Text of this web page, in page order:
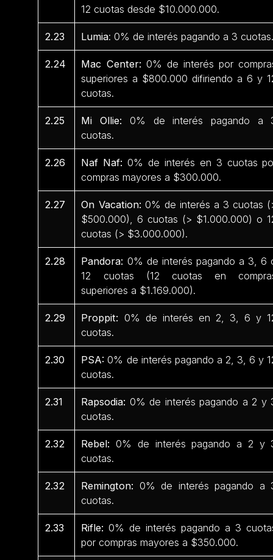
12 cuotas desde $10.000.000.
2.23 Lumia: 0% de interés pagando a 3
2.24 Mac Center: 0% de interés por
superiores a $800.000 difiriendo a 6 y
cuotas.
2.25 Mi Ollie: 0% de interés pagando a
cuotas.
2.26 Naf Naf: 0% de interés en 3 cuotas
compras mayores a $300.000.
2.27 On Vacation: 0% de interés a 3 cuotas
$500.000), 6 cuotas (> $1.000.000) o
cuotas (> $3.000.000).
2.28 Pandora: 0% de interés pagando a 3, 6
12 cuotas (12 cuotas en
superiores a $1.169.000).
2.29 Proppit: 0% de interés en 2, 3, 6 y
cuotas.
2.30 PSA: 0% de interés pagando a 2, 3, 6 y
cuotas.
2.31 Rapsodia: 0% de interés pagando a 2 y
cuotas.
2.32 Rebel: 0% de interés pagando a 2 y
cuotas.
2.32 Remington: 0% de interés pagando a
cuotas.
2.33 Rifle:0% de interés pagando a 3
por compras mayores a $350.000.